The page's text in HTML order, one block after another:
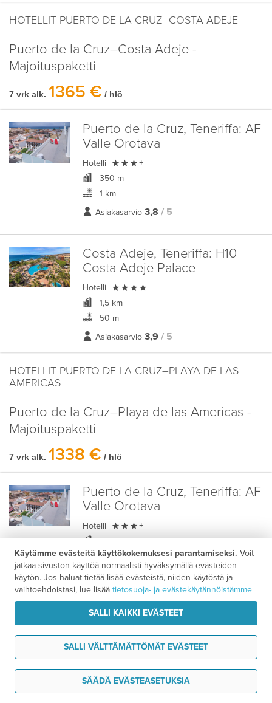
Tarvitsen tukea
HOTELLIT PUERTO DE LA CRUZ–COSTA ADEJE
Puerto de la Cruz–Costa Adeje -
Majoituspaketti
7 vrk alk. 1365 € / hlö
Puerto de la Cruz, Teneriffa: AF
Valle Orotava
Hotelli  +
350 m
1 km
Asiakasarvio 3,8 / 5
Costa Adeje, Teneriffa: H10
Costa Adeje Palace
Hotelli 
1,5 km
50 m
Asiakasarvio 3,9 / 5
HOTELLIT PUERTO DE LA CRUZ–PLAYA DE LAS
AMERICAS
Puerto de la Cruz–Playa de las Americas -
Majoituspaketti
7 vrk alk. 1338 € / hlö
Puerto de la Cruz, Teneriffa: AF
Valle Orotava
Hotelli  +
350 m
1 km
Asiakasarvio 3,8/ 5
Playa de las Americas,
Teneriffa:H10 Las Palmeras
Hotelli  +
50 m
Käytämme evästeitä käyttökokemuksesi parantamiseksi. Voit
jatkaa sivuston käyttöä normaalisti hyväksymällä evästeiden
käytön. Jos haluat tietää lisää evästeistä, niiden käytöstä ja
vaihtoehdoistasi, lue lisää tietosuoja- ja evästekäytännöistämme
SALLI KAIKKI EVÄSTEET
SALLI VÄLTTÄMÄTTÖMÄT EVÄSTEET
SÄÄDÄ EVÄSTEASETUKSIA